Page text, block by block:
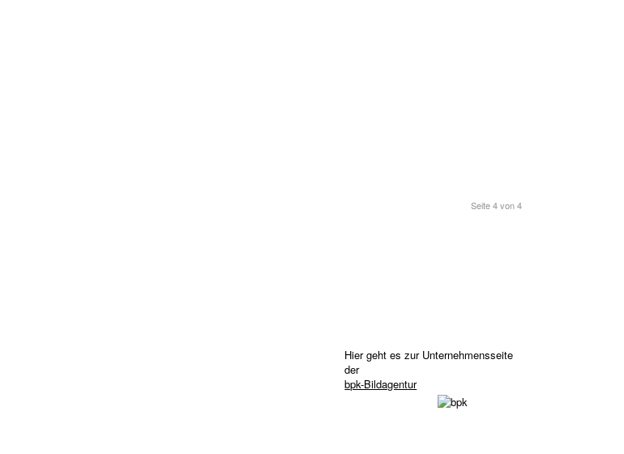
Seite 4 von 4
Hier geht es zur Unternehmensseite
der
bpk-Bildagentur